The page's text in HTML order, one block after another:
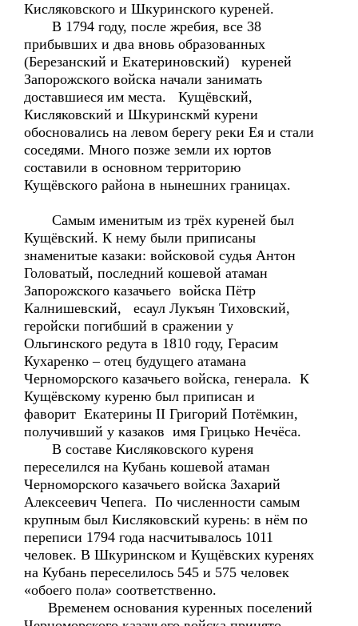
Кисляковского и Шкуринского куреней.
В 1794 году, после жребия, все 38
прибывших и два вновь образованных
(Березанский и Екатериновский) куреней
Запорожского войска начали занимать
доставшиеся им места. Кущёвский,
Кисляковский и Шкуринскмй курени
обосновались на левом берегу реки Ея и стали
соседями. Много позже земли их юртов
составили в основном территорию
Кущёвского района в нынешних границах.
Самым именитым из трёх куреней был
Кущёвский. К нему были приписаны
знаменитые казаки: войсковой судья Антон
Головатый, последний кошевой атаман
Запорожского казачьего войска Пётр
Калнишевский, есаул Лукъян Тиховский,
геройски погибший в сражении у
Ольгинского редута в 1810 году, Герасим
Кухаренко – отец будущего атамана
Черноморского казачьего войска, генерала. К
Кущёвскому куреню был приписан и
фаворит Екатерины II Григорий Потёмкин,
получивший у казаков имя Грицько Нечёса.
В составе Кисляковского куреня
переселился на Кубань кошевой атаман
Черноморского казачьего войска Захарий
Алексеевич Чепега. По численности самым
крупным был Кисляковский курень: в нём по
переписи 1794 года насчитывалось 1011
человек. В Шкуринском и Кущёвских куренях
на Кубань переселилось 545 и 575 человек
«обоего пола» соответственно.
Временем основания куренных поселений